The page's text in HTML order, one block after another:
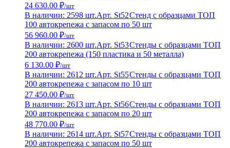
24 630.00 ₽/шт
В наличии: 2598 шт.Арт. St52Стенд с образцами ТОП
100 автокрепежа с запасом по 50 шт
56 960.00 ₽/шт
В наличии: 2600 шт.Арт. St53Стенды с образцами ТОП
200 автокрепежа (150 пластика и 50 металла)
6 130.00 ₽/шт
В наличии: 2612 шт.Арт. St55Стенды с образцами ТОП
200 автокрепежа с запасом по 10 шт
27 450.00 ₽/шт
В наличии: 2613 шт.Арт. St56Стенды с образцами ТОП
200 автокрепежа с запасом по 20 шт
48 770.00 ₽/шт
В наличии: 2614 шт.Арт. St57Стенды с образцами ТОП
200 автокрепежа с запасом по 50 шт